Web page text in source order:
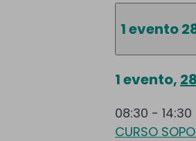
1 evento
1 evento,
08:30 - 14:30
CURSO